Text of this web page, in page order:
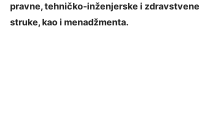
pravne, tehničko-inženjerske i zdravstvene
struke, kao i menadžmenta.